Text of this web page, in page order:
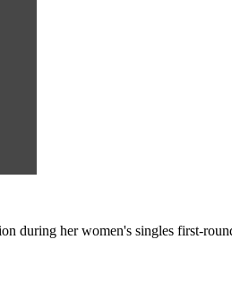
during her women's singles first-